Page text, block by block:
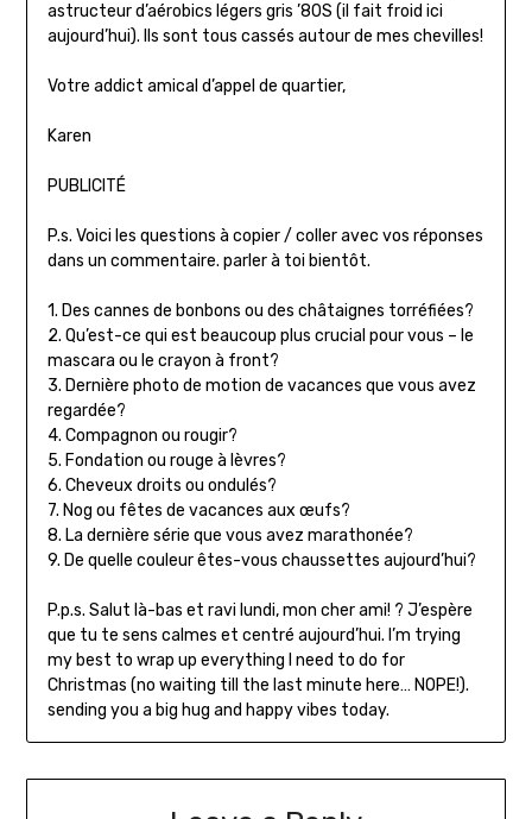
astructeur d’aérobics légers gris ’80S (il fait froid ici
aujourd’hui). Ils sont tous cassés autour de mes chevilles!
Votre addict amical d’appel de quartier,
Karen
PUBLICITÉ
P.s. Voici les questions à copier / coller avec vos réponses
dans un commentaire. parler à toi bientôt.
1. Des cannes de bonbons ou des châtaignes torréfiées?
2. Qu’est-ce qui est beaucoup plus crucial pour vous – le
mascara ou le crayon à front?
3. Dernière photo de motion de vacances que vous avez
regardée?
4. Compagnon ou rougir?
5. Fondation ou rouge à lèvres?
6. Cheveux droits ou ondulés?
7. Nog ou fêtes de vacances aux œufs?
8. La dernière série que vous avez marathonée?
9. De quelle couleur êtes-vous chaussettes aujourd’hui?
P.p.s. Salut là-bas et ravi lundi, mon cher ami! ? J’espère
que tu te sens calmes et centré aujourd’hui. I’m trying
my best to wrap up everything I need to do for
Christmas (no waiting till the last minute here… NOPE!).
sending you a big hug and happy vibes today.